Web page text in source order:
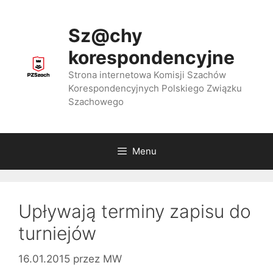
Sz@chy
korespondencyjne
Strona internetowa Komisji Szachów
Korespondencyjnych Polskiego Związku
Szachowego
Menu
Upływają terminy zapisu do
turniejów
16.01.2015 przez MW